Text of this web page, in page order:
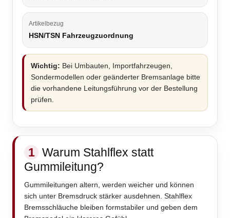
Artikelbezug
HSN/TSN Fahrzeugzuordnung
Wichtig: Bei Umbauten, Importfahrzeugen,
Sondermodellen oder geänderter Bremsanlage bitte
die vorhandene Leitungsführung vor der Bestellung
prüfen.
1 Warum Stahlflex statt
Gummileitung?
Gummileitungen altern, werden weicher und können
sich unter Bremsdruck stärker ausdehnen. Stahlflex
Bremsschläuche bleiben formstabiler und geben dem